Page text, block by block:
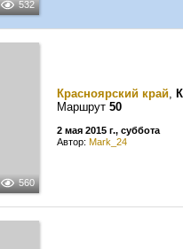
532
560
Красноярский край,
Маршрут 50
2 мая 2015 г., суббота
Автор: Mark_24